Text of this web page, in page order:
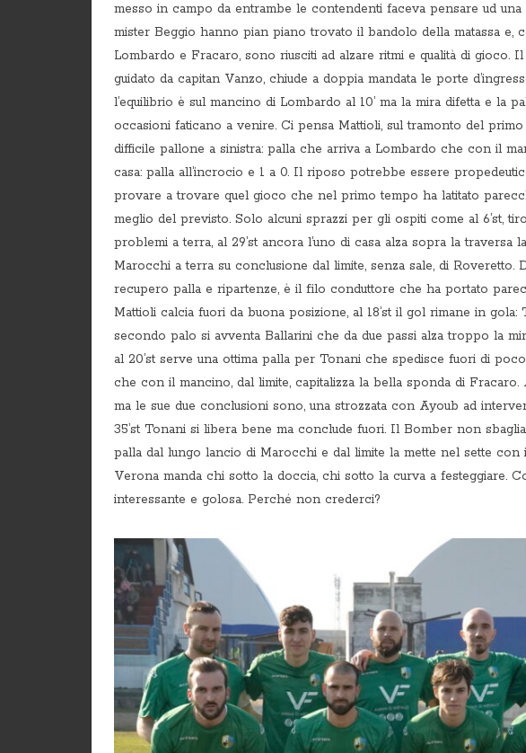
messo in campo da entrambe le contendenti faceva pensare ud
mister Beggio hanno pian piano trovato il bandolo della matassa e,
Lombardo e Fracaro, sono riusciti ad alzare ritmi e qualità di gioco.
guidato da capitan Vanzo, chiude a doppia mandata le porte
l’equilibrio è sul mancino di Lombardo al 10’ ma la mira difetta e la
occasioni faticano a venire. Ci pensa Mattioli, sul tramonto del
difficile pallone a sinistra: palla che arriva a Lombardo che con il
casa: palla all’incrocio e 1 a 0. Il riposo potrebbe essere
provare a trovare quel gioco che nel primo tempo ha latitato
meglio del previsto. Solo alcuni sprazzi per gli ospiti come al 6’st,
problemi a terra, al 29’st ancora l’uno di casa alza sopra la traversa
Marocchi a terra su conclusione dal limite, senza sale, di Roveretto.
recupero palla e ripartenze, è il filo conduttore che ha portato
Mattioli calcia fuori da buona posizione, al 18’st il gol rimane in
secondo palo si avventa Ballarini che da due passi alza troppo la
al 20’st serve una ottima palla per Tonani che spedisce fuori di
che con il mancino, dal limite, capitalizza la bella sponda di
ma le sue due conclusioni sono, una strozzata con Ayoub ad
35’st Tonani si libera bene ma conclude fuori. Il Bomber non
palla dal lungo lancio di Marocchi e dal limite la mette nel sette
Verona manda chi sotto la doccia, chi sotto la curva a festeggiare.
interessante e golosa. Perché non crederci?